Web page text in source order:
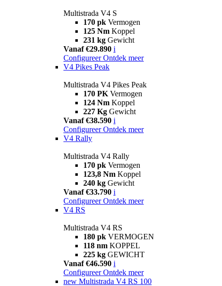
Multistrada V4 S
170 pk Vermogen
125 Nm Koppel
231 kg Gewicht
Vanaf €29.890 i
Configureer Ontdek meer
V4 Pikes Peak
Multistrada V4 Pikes Peak
170 PK Vermogen
124 Nm Koppel
227 Kg Gewicht
Vanaf €38.590 i
Configureer Ontdek meer
V4 Rally
Multistrada V4 Rally
170 pk Vermogen
123,8 Nm Koppel
240 kg Gewicht
Vanaf €33.790 i
Configureer Ontdek meer
V4 RS
Multistrada V4 RS
180 pk VERMOGEN
118 nm KOPPEL
225 kg GEWICHT
Vanaf €46.590 i
Configureer Ontdek meer
new Multistrada V4 RS 100